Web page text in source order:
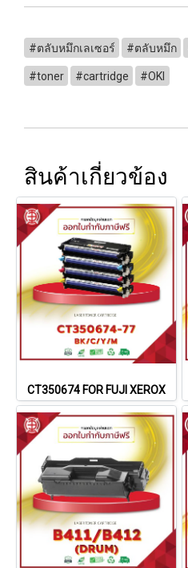
#ตลับหมึกเลเซอร์ #ตลับหมึก
#toner #cartridge #OKI
สินค้าเกี่ยวข้อง
CT350674 FOR FUJI XEROX